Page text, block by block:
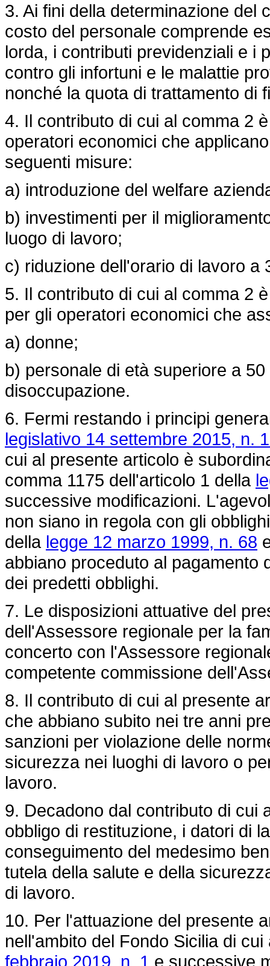
3. Ai fini della determinazione del
costo del personale comprende
lorda, i contributi previdenziali e i
contro gli infortuni e le malattie
nonché la quota di trattamento di
4. Il contributo di cui al comma 2
operatori economici che
seguenti misure:
a) introduzione del welfare
b) investimenti per il
luogo di lavoro;
c) riduzione dell'orario di lavoro a
5. Il contributo di cui al comma 2
per gli operatori economici che
a) donne;
b) personale di età superiore a
disoccupazione.
6. Fermi restando i principi
legislativo 14 settembre 2015, n.
cui al presente articolo è
comma 1175 dell'articolo 1 della
successive modificazioni.
non siano in regola con gli
della legge 12 marzo 1999, n. 68
abbiano proceduto al pagamento
dei predetti obblighi.
7. Le disposizioni attuative del
dell'Assessore regionale per la
concerto con l'Assessore
competente commissione
8. Il contributo di cui al presente
che abbiano subito nei tre anni
sanzioni per violazione delle
sicurezza nei luoghi di lavoro o
lavoro.
9. Decadono dal contributo di cui
obbligo di restituzione, i datori di
conseguimento del medesimo
tutela della salute e della
di lavoro.
10. Per l'attuazione del presente
nell'ambito del Fondo Sicilia di
febbraio 2019, n. 1 e successive